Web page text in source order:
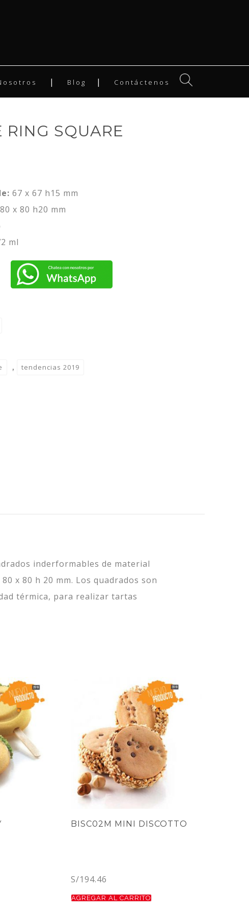
Blog Contáctenos
RING SQUARE
67 x 67 h15 mm
80 x 80 h20 mm
ml
, tendencias 2019
inderformables de material
x 80 h 20 mm. Los quadrados son
térmica, para realizar tartas
BISC02M MINI DISCOTTO
S/194.46
AGREGAR AL CARRITO